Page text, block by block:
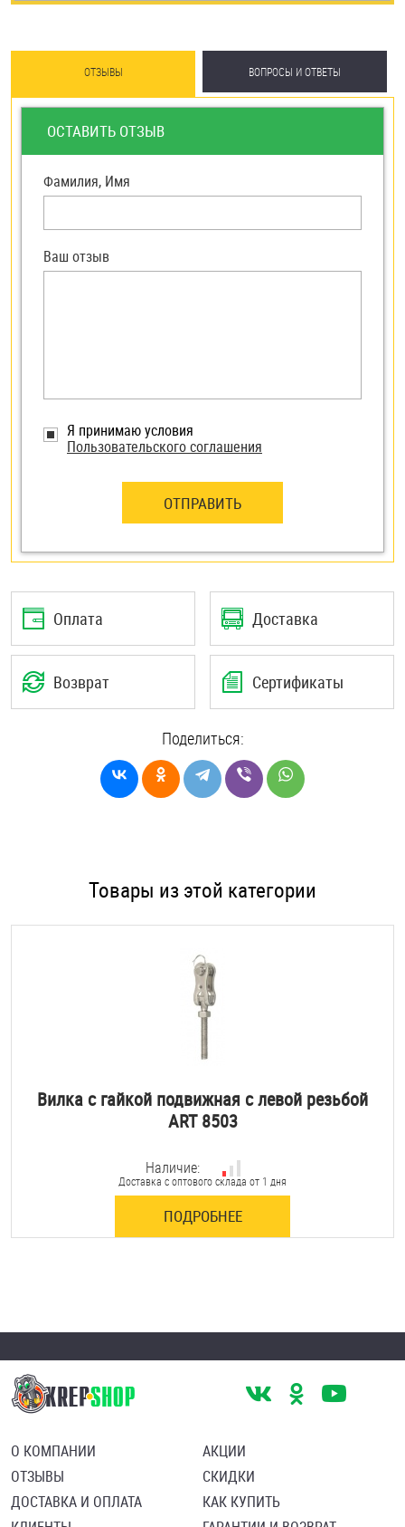
ОТЗЫВЫ ВОПРОСЫ И ОТВЕТЫ
ОСТАВИТЬ ОТЗЫВ
Фамилия, Имя
Я принимаю условия
Пользовательского соглашения
ОТПРАВИТЬ
Ваш отзыв
Оплата Доставка
Возврат Сертификаты
Поделиться:
Товары из этой категории
Вилка с гайкой подвижная с левой резьбой
ART 8503
Наличие:
Доставка с оптового склада от 1 дня
ПОДРОБНЕЕ
О КОМПАНИИ
ОТЗЫВЫ
ДОСТАВКА И ОПЛАТА
АКЦИИ
СКИДКИ
КАК КУПИТЬ